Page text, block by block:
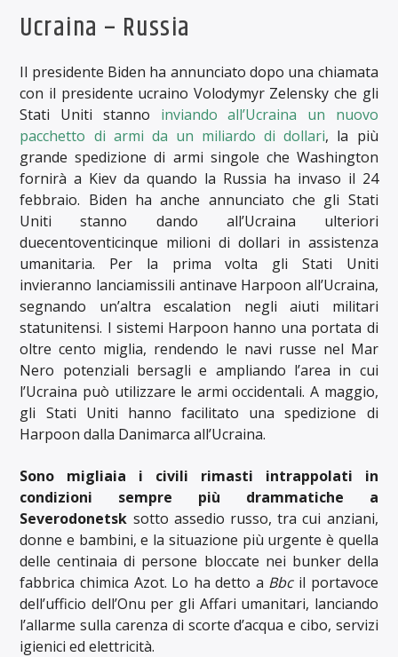
Ucraina – Russia
Il presidente Biden ha annunciato dopo una chiamata
con il presidente ucraino Volodymyr Zelensky che gli
Stati Uniti stanno inviando all’Ucraina un nuovo
pacchetto di armi da un miliardo di dollari, la più
grande spedizione di armi singole che Washington
fornirà a Kiev da quando la Russia ha invaso il 24
febbraio. Biden ha anche annunciato che gli Stati
Uniti stanno dando all’Ucraina ulteriori
duecentoventicinque milioni di dollari in assistenza
umanitaria. Per la prima volta gli Stati Uniti
invieranno lanciamissili antinave Harpoon all’Ucraina,
segnando un’altra escalation negli aiuti militari
statunitensi. I sistemi Harpoon hanno una portata di
oltre cento miglia, rendendo le navi russe nel Mar
Nero potenziali bersagli e ampliando l’area in cui
l’Ucraina può utilizzare le armi occidentali. A maggio,
gli Stati Uniti hanno facilitato una spedizione di
Harpoon dalla Danimarca all’Ucraina.
Sono migliaia i civili rimasti intrappolati in
condizioni sempre più drammatiche a
Severodonetsk sotto assedio russo, tra cui anziani,
donne e bambini, e la situazione più urgente è quella
delle centinaia di persone bloccate nei bunker della
fabbrica chimica Azot. Lo ha detto a Bbcil portavoce
dell’ufficio dell’Onu per gli Affari umanitari, lanciando
l’allarme sulla carenza di scorte d’acqua e cibo, servizi
igienici ed elettricità.